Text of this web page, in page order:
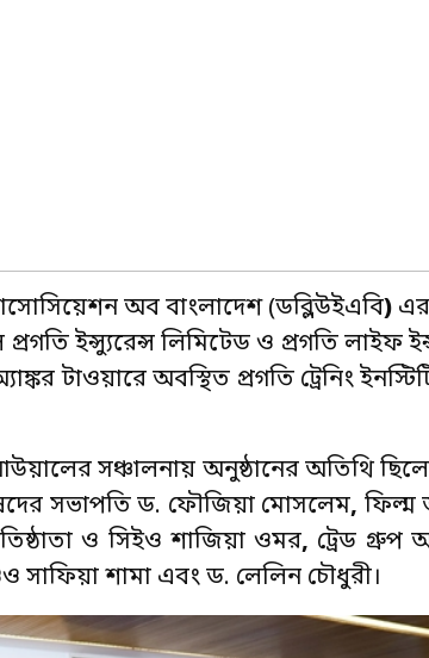
অব বাংলাদেশ (ডব্লিউইএবি)
ইন্স্যুরেন্স লিমিটেড ও প্রগতি লাইফ
টাওয়ারে অবস্থিত প্রগতি ট্রেনিং
সঞ্চালনায় অনুষ্ঠানের অতিথি
সভাপতি ড. ফৌজিয়া মোসলেম, ফিল্ম
ও সিইও শাজিয়া ওমর, ট্রেড গ্রুপ
সাফিয়া শামা এবং ড. লেলিন চৌধুরী।